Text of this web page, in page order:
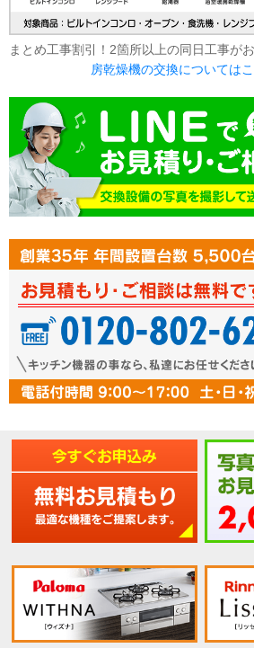
まとめ工事割引！2箇所以上の同日工事がお
房乾燥機の交換については